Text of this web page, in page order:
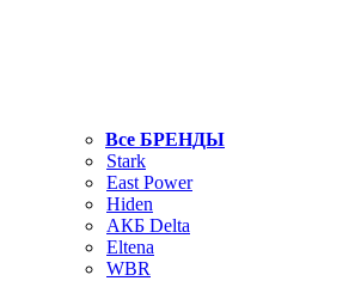
Все БРЕНДЫ
Stark
East Power
Hiden
АКБ Delta
Eltena
WBR